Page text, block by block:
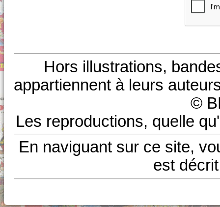
Hors illustrations,
appartiennent à leurs
©
Les reproductions, quelle
En naviguant sur ce site,
est